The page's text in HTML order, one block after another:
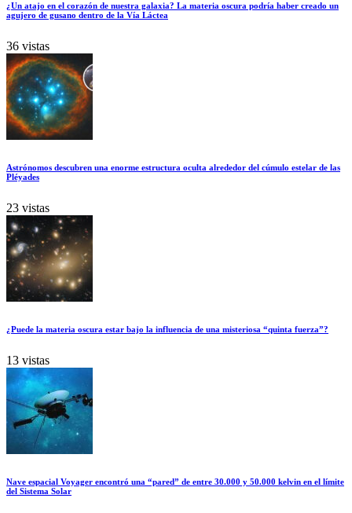
¿Un atajo en el corazón de nuestra galaxia? La materia oscura podría haber creado un
agujero de gusano dentro de la Vía Láctea
36 vistas
Astrónomos descubren una enorme estructura oculta alrededor del cúmulo estelar de las
Pléyades
23 vistas
¿Puede la materia oscura estar bajo la influencia de una misteriosa “quinta fuerza”?
13 vistas
Nave espacial Voyager encontró una “pared” de entre 30.000 y 50.000 kelvin en el límite
del Sistema Solar